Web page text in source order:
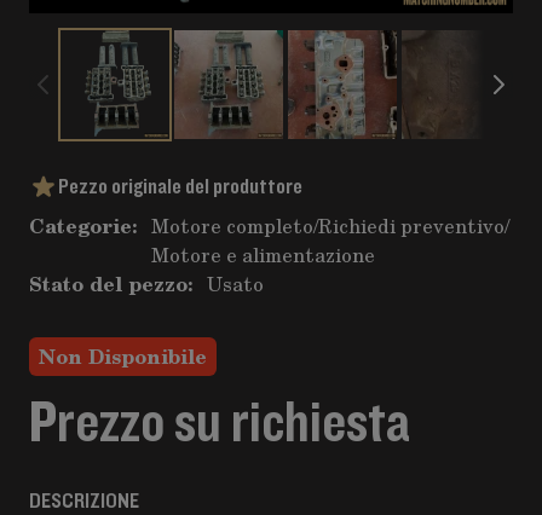
Pezzo originale del produttore
Categorie: Motore completo/Richiedi preventivo/
Motore e alimentazione
Stato del pezzo: Usato
Non Disponibile
Prezzo su richiesta
DESCRIZIONE